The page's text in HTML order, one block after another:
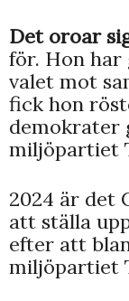
Det oroar
för. Hon har
valet mot
fick hon
demokrater
miljöpartiet
2024 är det
att ställa
efter att
miljöpartiet